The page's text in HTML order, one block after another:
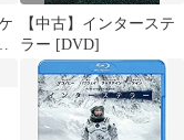
【中古】インターステ
ラー [DVD]